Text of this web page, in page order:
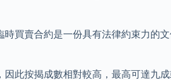
買賣合約是一份具有法律約束力的
此按揭成數相對較高，最高可達九